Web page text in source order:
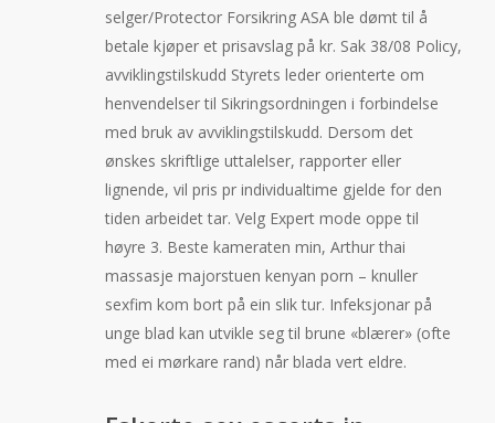
selger/Protector Forsikring ASA ble dømt til å
betale kjøper et prisavslag på kr. Sak 38/08 Policy,
avviklingstilskudd Styrets leder orienterte om
henvendelser til Sikringsordningen i forbindelse
med bruk av avviklingstilskudd. Dersom det
ønskes skriftlige uttalelser, rapporter eller
lignende, vil pris pr individualtime gjelde for den
tiden arbeidet tar. Velg Expert mode oppe til
høyre 3. Beste kameraten min, Arthur thai
massasje majorstuen kenyan porn – knuller
sexfim kom bort på ein slik tur. Infeksjonar på
unge blad kan utvikle seg til brune «blærer» (ofte
med ei mørkare rand) når blada vert eldre.